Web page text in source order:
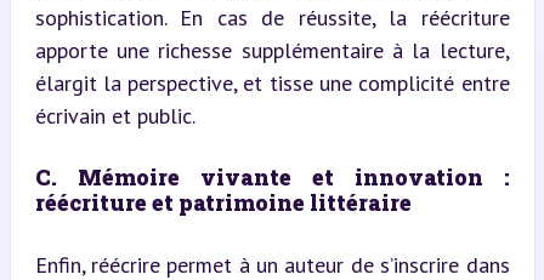
sophistication. En cas de réussite, la réécriture
apporte une richesse supplémentaire à la lecture,
élargit la perspective, et tisse une complicité entre
écrivain et public.
C. Mémoire vivante et innovation :
réécriture et patrimoine littéraire
Enfin, réécrire permet à un auteur de s’inscrire dans